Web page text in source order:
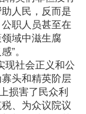
人民，反而是
职人员甚至在
域中滋生腐
”。
现社会正义和公
头和精英阶层
损害了民众利
、为众议院议